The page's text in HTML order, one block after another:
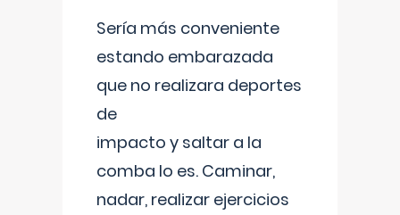
Sería más conveniente
estando embarazada
que no realizara deportes
de
impacto y saltar a la
comba lo es. Caminar,
nadar, realizar ejercicios